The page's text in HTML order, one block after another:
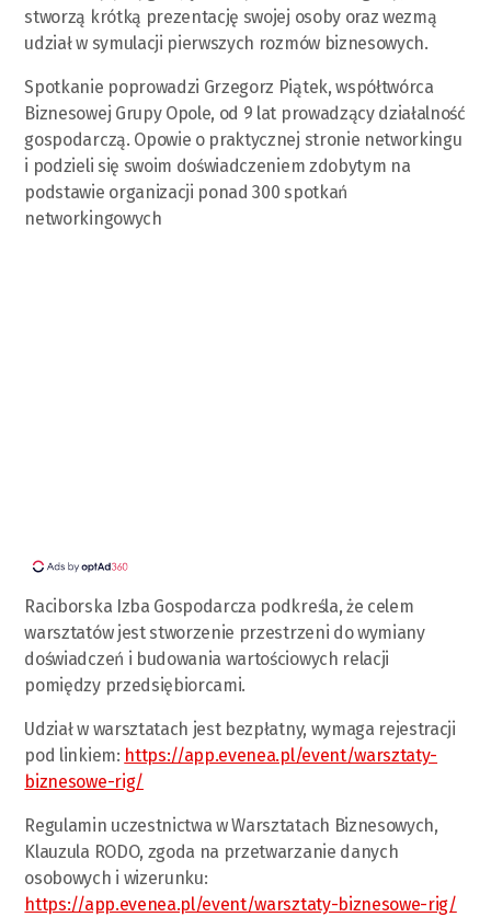
stworzą krótką prezentację swojej osoby oraz wezmą
udział w symulacji pierwszych rozmów biznesowych.
Spotkanie poprowadzi Grzegorz Piątek, współtwórca
Biznesowej Grupy Opole, od 9 lat prowadzący działalność
gospodarczą. Opowie o praktycznej stronie networkingu
i podzieli się swoim doświadczeniem zdobytym na
podstawie organizacji ponad 300 spotkań
networkingowych
Raciborska Izba Gospodarcza podkreśla, że celem
warsztatów jest stworzenie przestrzeni do wymiany
doświadczeń i budowania wartościowych relacji
pomiędzy przedsiębiorcami.
Udział w warsztatach jest bezpłatny, wymaga rejestracji
pod linkiem: https://app.evenea.pl/event/warsztaty-
biznesowe-rig/
Regulamin uczestnictwa w Warsztatach Biznesowych,
Klauzula RODO, zgoda na przetwarzanie danych
osobowych i wizerunku:
https://app.evenea.pl/event/warsztaty-biznesowe-rig/